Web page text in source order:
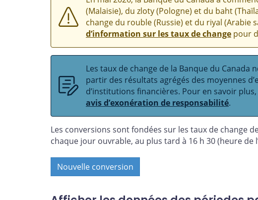
(Malaisie), du zloty (Pologne) et du baht
change du rouble (Russie) et du riyal (Arabie
d’information sur les taux de change pour
Les taux de change de la Banque du Canada
partir des résultats agrégés des moyennes
d’institutions financières. Pour en savoir
avis d’exonération de responsabilité.
Les conversions sont fondées sur les taux de change
chaque jour ouvrable, au plus tard à 16 h 30 (heure de
Nouvelle conversion